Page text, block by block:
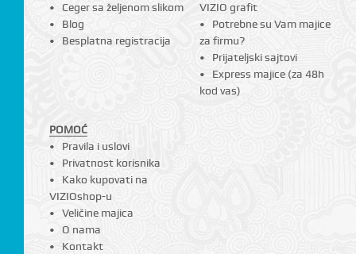
Ceger sa željenom slikom
Blog
Besplatna registracija
VIZIO grafit
Potrebne su Vam majice
za firmu?
Prijateljski sajtovi
Express majice (za 48h
kod vas)
POMOĆ
Pravila i uslovi
Privatnost korisnika
Kako kupovati na
VIZIOshop-u
Veličine majica
O nama
Kontakt